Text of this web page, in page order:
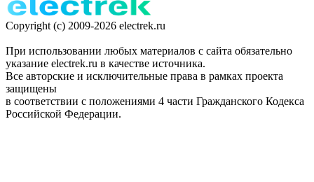
Copyright (c) 2009-2026 electrek.ru
При использовании любых материалов с сайта обязательно
указание electrek.ru в качестве источника.
Все авторские и исключительные права в рамках проекта
защищены
в соответствии с положениями 4 части Гражданского Кодекса
Российской Федерации.